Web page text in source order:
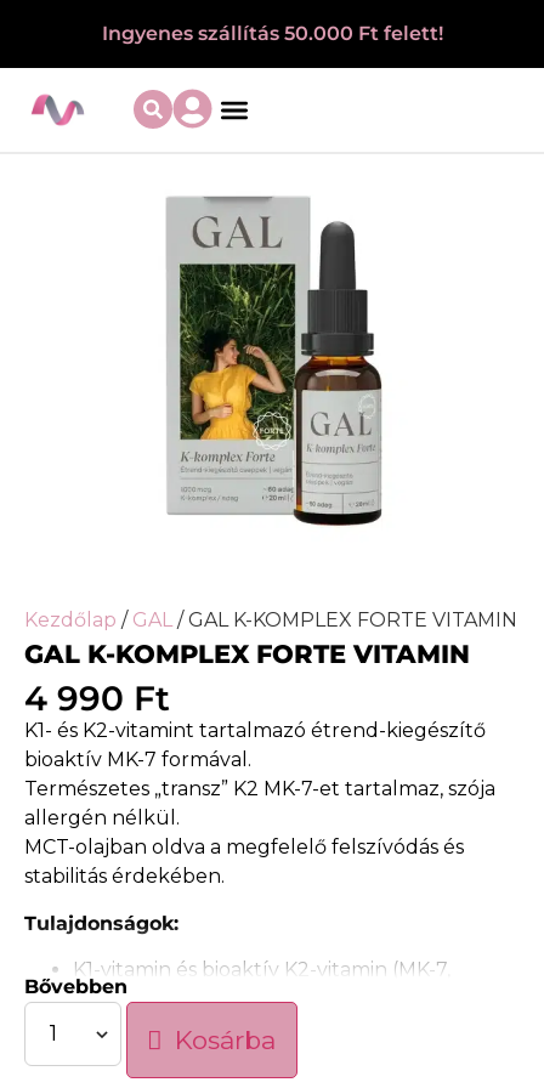
Ingyenes szállítás 50.000 Ft felett!
Kezdőlap / GAL/ GAL K-KOMPLEX FORTE VITAMIN
GAL K-KOMPLEX FORTE VITAMIN
4 990 Ft
K1- és K2-vitamint tartalmazó étrend-kiegészítő
bioaktív MK-7 formával.
Természetes „transz” K2 MK-7-et tartalmaz, szója
allergén nélkül.
MCT-olajban oldva a megfelelő felszívódás és
stabilitás érdekében.
Tulajdonságok:
K1-vitamin és bioaktív K2-vitamin (MK-7,
természetes transz forma)
1000 mcg K-komplex / napi adag
Bővebben
Kosárba